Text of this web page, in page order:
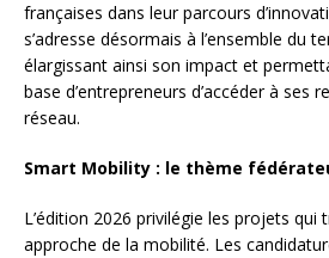
françaises dans leur parcours
s’adresse désormais à l’ensemble du
élargissant ainsi son impact et
base d’entrepreneurs d’accéder à ses
réseau.
Smart Mobility : le thème
L’édition 2026 privilégie les projets
approche de la mobilité. Les